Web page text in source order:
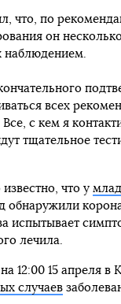
что, по
он
наблюдением.
всех
с кем я
тщательное
что у
обнаружили
испытывает
лечила.
12:00 15 апреля в
случаев